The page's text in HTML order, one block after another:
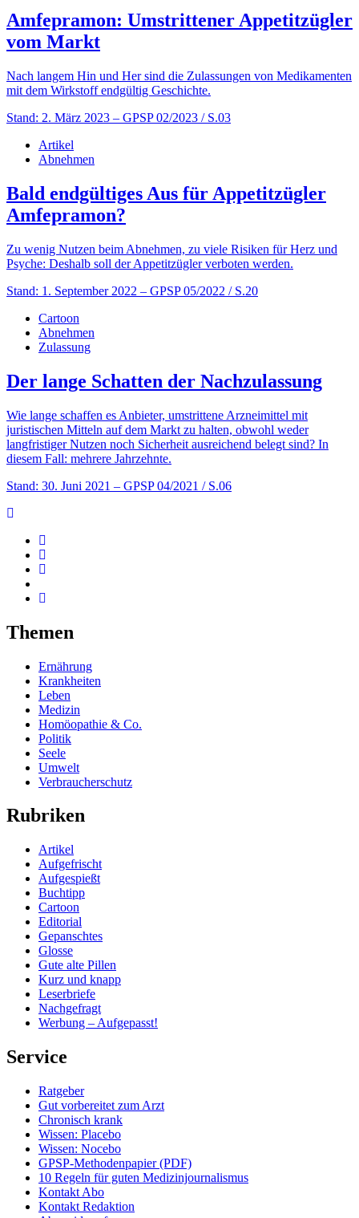
Amfepramon: Umstrittener Appetitzügler
vom Markt
Nach langem Hin und Her sind die Zulassungen von Medikamenten
mit dem Wirkstoff endgültig Geschichte.
Stand: 2. März 2023 – GPSP 02/2023 / S.03
Artikel
Abnehmen
Bald endgültiges Aus für Appetitzügler
Amfepramon?
Zu wenig Nutzen beim Abnehmen, zu viele Risiken für Herz und
Psyche: Deshalb soll der Appetitzügler verboten werden.
Stand: 1. September 2022 – GPSP 05/2022 / S.20
Cartoon
Abnehmen
Zulassung
Der lange Schatten der Nachzulassung
Wie lange schaffen es Anbieter, umstrittene Arzneimittel mit
juristischen Mitteln auf dem Markt zu halten, obwohl weder
langfristiger Nutzen noch Sicherheit ausreichend belegt sind? In
diesem Fall: mehrere Jahrzehnte.
Stand: 30. Juni 2021 – GPSP 04/2021 / S.06
Themen
Ernährung
Krankheiten
Leben
Medizin
Homöopathie & Co.
Politik
Seele
Umwelt
Verbraucherschutz
Rubriken
Artikel
Aufgefrischt
Aufgespießt
Buchtipp
Cartoon
Editorial
Gepanschtes
Glosse
Gute alte Pillen
Kurz und knapp
Leserbriefe
Nachgefragt
Werbung – Aufgepasst!
Service
Ratgeber
Gut vorbereitet zum Arzt
Chronisch krank
Wissen: Placebo
Wissen: Nocebo
GPSP-Methodenpapier (PDF)
10 Regeln für guten Medizinjournalismus
Kontakt Abo
Kontakt Redaktion